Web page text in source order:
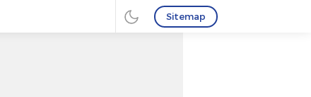
Sitemap